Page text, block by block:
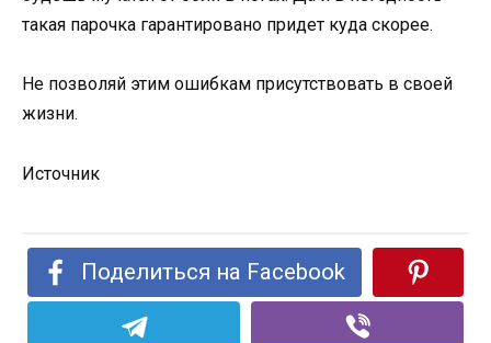
такая парочка гарантировано придет куда скорее.
Не позволяй этим ошибкам присутствовать в своей
жизни.
Источник
Поделиться на Facebook